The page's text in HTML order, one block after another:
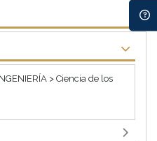
> Ciencia de los